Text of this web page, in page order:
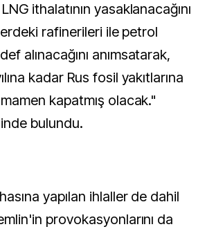
ithalatının yasaklanacağını
rafinerileri ile petrol
alınacağını anımsatarak,
kadar Rus fosil yakıtlarına
kapatmış olacak."
bulundu.
yapılan ihlaller de dahil
provokasyonlarını da